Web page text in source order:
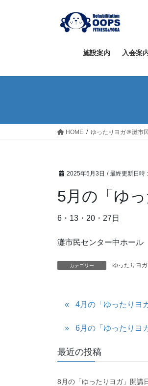
ス
ン
施設案内 入会案
HOME ゆったりヨガ＠灘市
2025年5月3日 / 最終更新日時 :
5月の「ゆ
6・13・20・27日
灘市民センター中ホー
カテゴリー ゆったりヨ
4月の「ゆったりヨ
6月の「ゆったりヨ
最近の投稿
8月の「ゆったりヨガ」開講